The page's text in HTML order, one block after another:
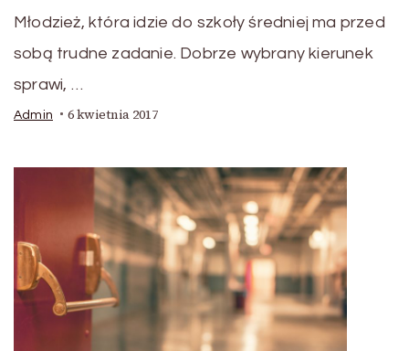
Młodzież, która idzie do szkoły średniej ma przed
sobą trudne zadanie. Dobrze wybrany kierunek
sprawi, …
Admin 6 kwietnia 2017